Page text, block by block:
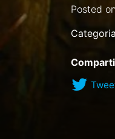
Posted on